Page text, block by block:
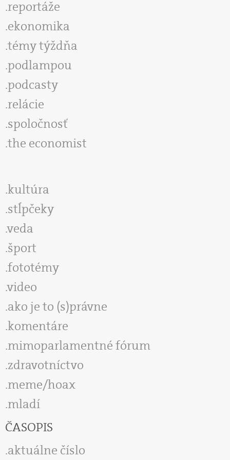
reportáže
ekonomika
témy týždňa
podlampou
podcasty
relácie
spoločnosť
the economist
kultúra
stĺpčeky
veda
šport
fototémy
video
ako je to (s)právne
komentáre
mimoparlamentné fórum
zdravotníctvo
meme/hoax
mladí
ČASOPIS
aktuálne číslo